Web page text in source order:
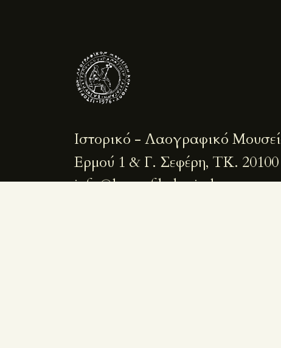
Ιστορικό - Λαογραφικό
Ερμού 1 & Γ. Σεφέρη, ΤΚ. 20100
info@laografikokorinthou.gr